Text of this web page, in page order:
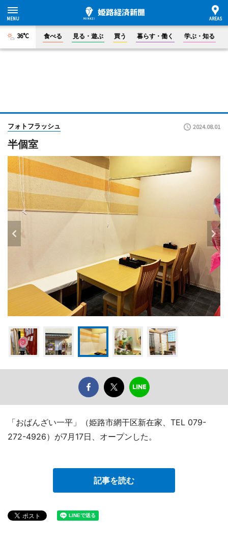
36°C 食べる 見る・遊ぶ 買う 暮らす・働く 学ぶ・知る
フォトフラッシュ 2024.08.01
半個室
「おばんざい一平」（姫路市網干区新在家、TEL 079-
272-4926）が7月17日、オープンした。
記事を読む